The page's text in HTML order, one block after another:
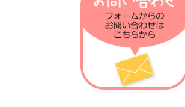
第19回 衛生仮説の話
第18回 乳酸菌との話
第17回 ノーベル賞の話
第15回 肝臓の話